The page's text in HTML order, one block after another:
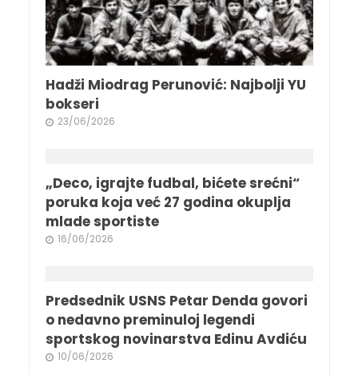
Hadži Miodrag Perunović: Najbolji YU
bokseri
23/06/2026
„Deco, igrajte fudbal, bićete srećni“
poruka koja već 27 godina okuplja
mlade sportiste
16/06/2026
Predsednik USNS Petar Denda govori
o nedavno preminuloj legendi
sportskog novinarstva Edinu Avdiću
10/06/2026